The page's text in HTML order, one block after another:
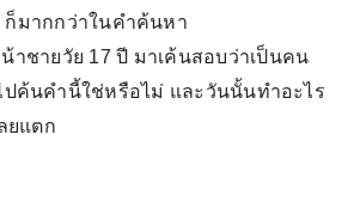
ก็มากกว่าในคำค้นหา
าชายวัย 17 ปี มาเค้นสอบว่าเป็นคน
ค้นคำนี้ใช่หรือไม่ และวันนั้นทำอะไร
ยแตก